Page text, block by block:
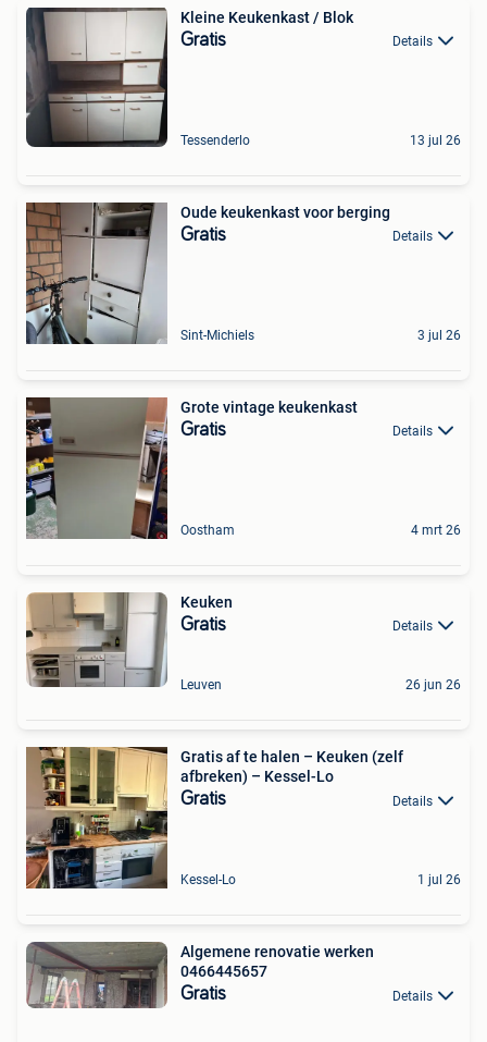
Kleine Keukenkast / Blok
Gratis Details
Tessenderlo 13 jul 26
Oude keukenkast voor berging
Gratis Details
Sint-Michiels 3 jul 26
Grote vintage keukenkast
Gratis Details
Oostham 4 mrt 26
Keuken
Gratis Details
Leuven 26 jun 26
Gratis af te halen – Keuken (zelf
afbreken) – Kessel-Lo
Gratis Details
Kessel-Lo 1 jul 26
Algemene renovatie werken
0466445657
Gratis Details